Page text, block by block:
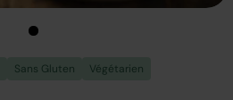
Sans Gluten Végétarien